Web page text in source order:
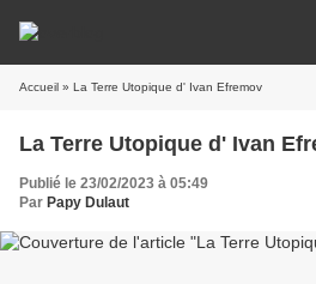
Accueil » La Terre Utopique d' Ivan Efremov
La Terre Utopique d' Ivan
Publié le 23/02/2023 à 05:49
Par Papy Dulaut